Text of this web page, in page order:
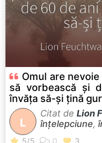
Omul are
să vorbească și
învăța să-și țină
L
Citat de Lion
înțelepciune,